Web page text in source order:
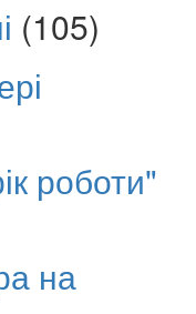
(105)
роботи"
на